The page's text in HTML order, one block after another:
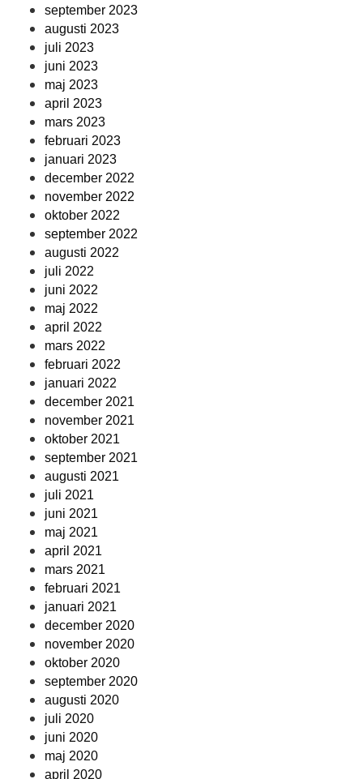
september 2023
augusti 2023
juli 2023
juni 2023
maj 2023
april 2023
mars 2023
februari 2023
januari 2023
december 2022
november 2022
oktober 2022
september 2022
augusti 2022
juli 2022
juni 2022
maj 2022
april 2022
mars 2022
februari 2022
januari 2022
december 2021
november 2021
oktober 2021
september 2021
augusti 2021
juli 2021
juni 2021
maj 2021
april 2021
mars 2021
februari 2021
januari 2021
december 2020
november 2020
oktober 2020
september 2020
augusti 2020
juli 2020
juni 2020
maj 2020
april 2020